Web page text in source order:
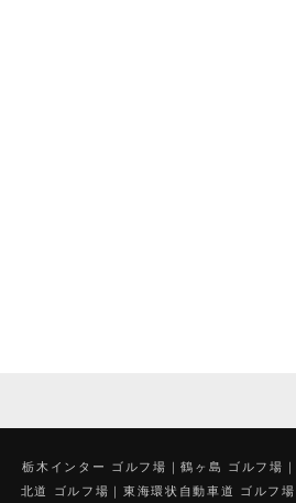
栃木インター ゴルフ場 鶴ヶ島 ゴルフ場
北道 ゴルフ場
東海環状自動車道 ゴルフ場